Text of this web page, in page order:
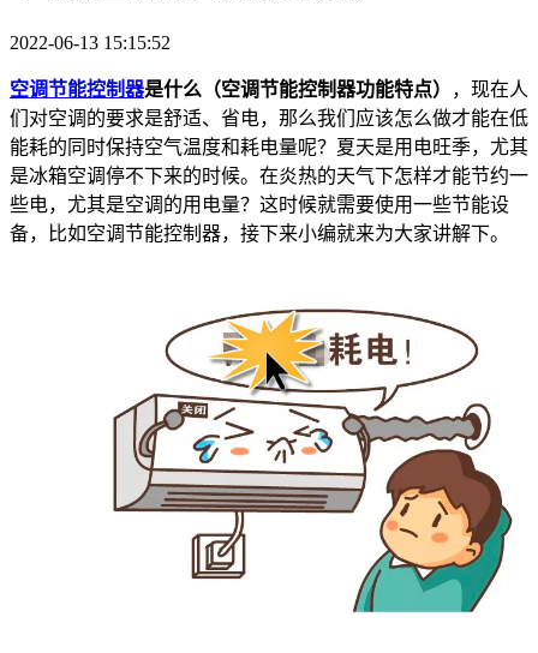
2022-06-13 15:15:52
空调节能控制器是什么（空调节能控制器功能特点）
，现在人
们对空调的要求是舒适、省电，那么我们应该怎么做才能在低
能耗的同时保持空气温度和耗电量呢？夏天是用电旺季，尤其
是冰箱空调停不下来的时候。在炎热的天气下怎样才能节约一
些电，尤其是空调的用电量？这时候就需要使用一些节能设
备，比如空调节能控制器，接下来小编就来为大家讲解下。